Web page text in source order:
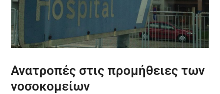
Ανατροπές στις προμήθειες των
νοσοκομείων